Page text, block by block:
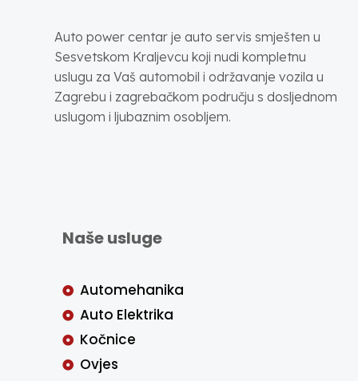
Auto power centar je auto servis smješten u
Sesvetskom Kraljevcu koji nudi kompletnu
uslugu za Vaš automobil i održavanje vozila u
Zagrebu i zagrebačkom području s dosljednom
uslugom i ljubaznim osobljem.
Naše usluge
Automehanika
Auto Elektrika
Kočnice
Ovjes